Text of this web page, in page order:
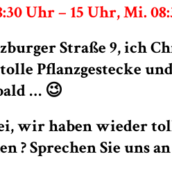
Uhr – 15 Uhr, Mi.
Straße 9, ich
Pflanzgestecke
… 😉
wir haben wieder
? Sprechen Sie